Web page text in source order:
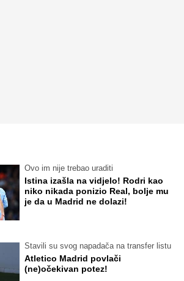
Ovo im nije trebao uraditi
Istina izašla na vidjelo! Rodri kao
niko nikada ponizio Real, bolje mu
je da u Madrid ne dolazi!
Stavili su svog napadača na transfer listu
Atletico Madrid povlači
(ne)očekivan potez!